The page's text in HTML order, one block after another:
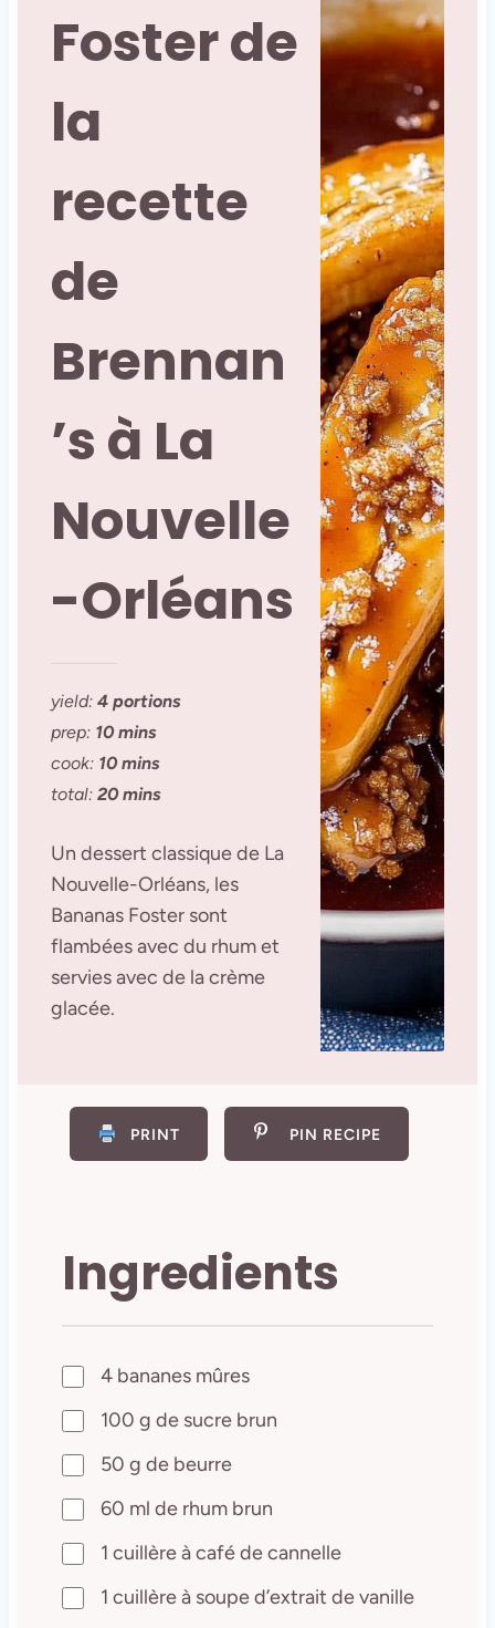
Foster de
la
recette
de
Brennan
’s à La
Nouvelle
-Orléans
yield: 4 portions
prep: 10 mins
cook: 10 mins
total: 20 mins
Un dessert classique de La
Nouvelle-Orléans, les
Bananas Foster sont
flambées avec du rhum et
servies avec de la crème
glacée.
PRINT PIN RECIPE
Ingredients
4 bananes mûres
100 g de sucre brun
50 g de beurre
60 ml de rhum brun
1 cuillère à café de cannelle
1 cuillère à soupe d’extrait de vanille